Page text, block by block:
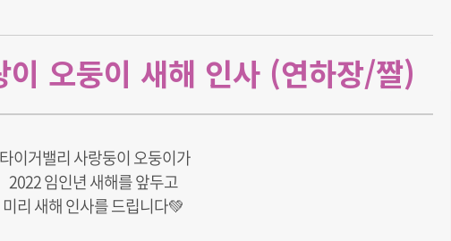
이 오둥이 새해 인사 (연하장/짤)
이거밸리 사랑둥이 오둥이가
2022 임인년 새해를 앞두고
미리 새해 인사를 드립니다💚